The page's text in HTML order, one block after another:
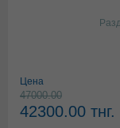
Цена
47000.00
42300.00 тнг.